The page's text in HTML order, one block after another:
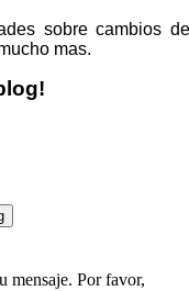
sobre cambios de
mas.
mensaje. Por favor,